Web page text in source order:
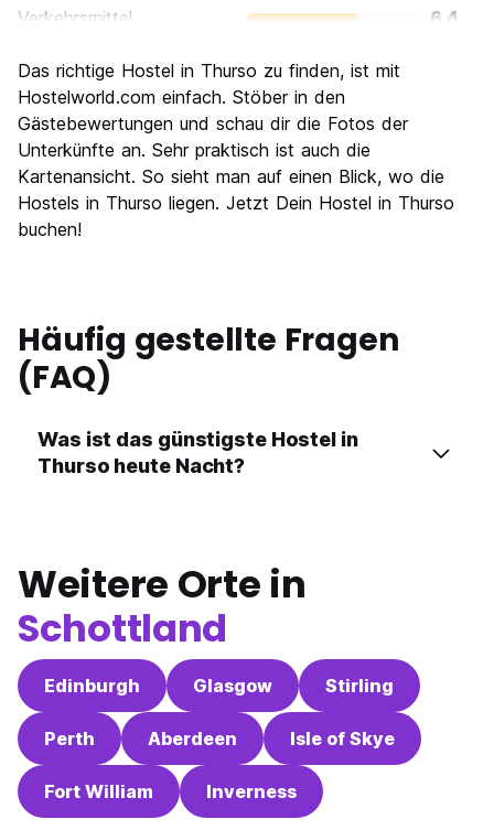
Verkehrsmittel
6.4
Kultur
Nachtleben / Party
Preis-Leistungsverhältnis
Das richtige Hostel in Thurso zu finden, ist mit
Hostelworld.com einfach. Stöber in den
Gästebewertungen und schau dir die Fotos der
Unterkünfte an. Sehr praktisch ist auch die
Kartenansicht. So sieht man auf einen Blick, wo die
Hostels in Thurso liegen. Jetzt Dein Hostel in Thurso
buchen!
Häufig gestellte Fragen
(FAQ)
Was ist das günstigste Hostel in
Thurso heute Nacht?
Weitere Orte in
Schottland
Edinburgh Glasgow Stirling
Perth Aberdeen Isle of Skye
Fort William Inverness